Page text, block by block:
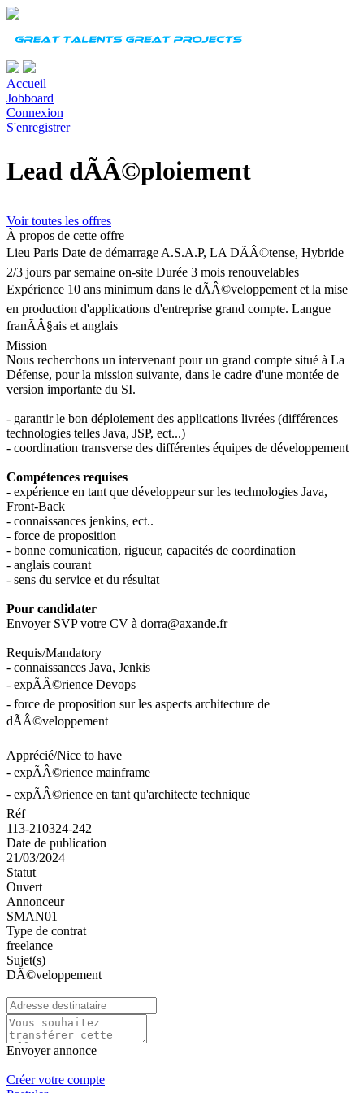
Accueil
Jobboard
Connexion
S'enregistrer
Lead dÃÂ©ploiement
Voir toutes les offres
À propos de cette offre
Lieu Paris Date de démarrage A.S.A.P, LA DÃÂ©tense, Hybride
2/3 jours par semaine on-site Durée 3 mois renouvelables
Expérience 10 ans minimum dans le dÃÂ©veloppement et la mise
en production d'applications d'entreprise grand compte. Langue
franÃÂ§ais et anglais
Mission
Nous recherchons un intervenant pour un grand compte situé à La
Défense, pour la mission suivante, dans le cadre d'une montée de
version importante du SI.
- garantir le bon déploiement des applications livrées (différences
technologies telles Java, JSP, ect...)
- coordination transverse des différentes équipes de développement
Compétences requises
- expérience en tant que développeur sur les technologies Java,
Front-Back
- connaissances jenkins, ect..
- force de proposition
- bonne comunication, rigueur, capacités de coordination
- anglais courant
- sens du service et du résultat
Pour candidater
Envoyer SVP votre CV à dorra@axande.fr
Requis/Mandatory
- connaissances Java, Jenkis
- expÃÂ©rience Devops
- force de proposition sur les aspects architecture de
dÃÂ©veloppement
Apprécié/Nice to have
- expÃÂ©rience mainframe
- expÃÂ©rience en tant qu'architecte technique
Réf
113-210324-242
Date de publication
21/03/2024
Statut
Ouvert
Annonceur
SMAN01
Type de contrat
freelance
Sujet(s)
DÃ©veloppement
Envoyer annonce
Créer votre compte